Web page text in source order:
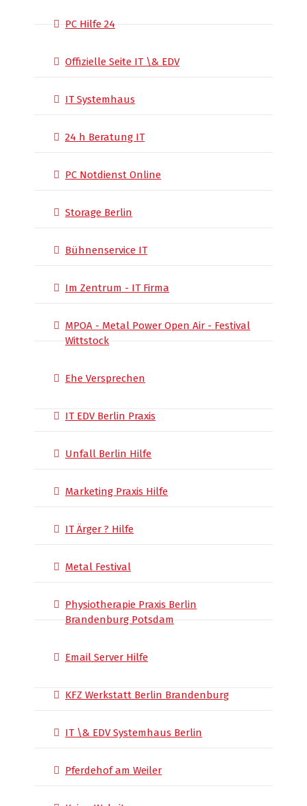
PC Hilfe 24
Offizielle Seite IT \& EDV
IT Systemhaus
24 h Beratung IT
PC Notdienst Online
Storage Berlin
Bühnenservice IT
Im Zentrum - IT Firma
MPOA - Metal Power Open Air - Festival
Wittstock
Ehe Versprechen
IT EDV Berlin Praxis
Unfall Berlin Hilfe
Marketing Praxis Hilfe
IT Ärger ? Hilfe
Metal Festival
Physiotherapie Praxis Berlin
Brandenburg Potsdam
Email Server Hilfe
KFZ Werkstatt Berlin Brandenburg
IT \& EDV Systemhaus Berlin
Pferdehof am Weiler